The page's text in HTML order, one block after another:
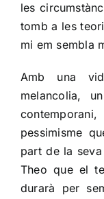
les
tomb a les
mi em sembla
Amb una
melancolia,
pessimisme
part de la
Theo que el
durarà per